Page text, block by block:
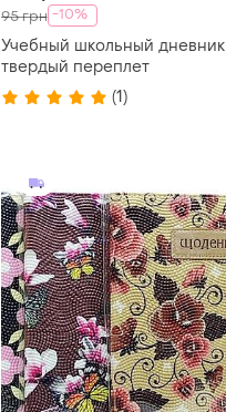
95 грн -10%
Учебный школьный дневник
твердый переплет
(1)